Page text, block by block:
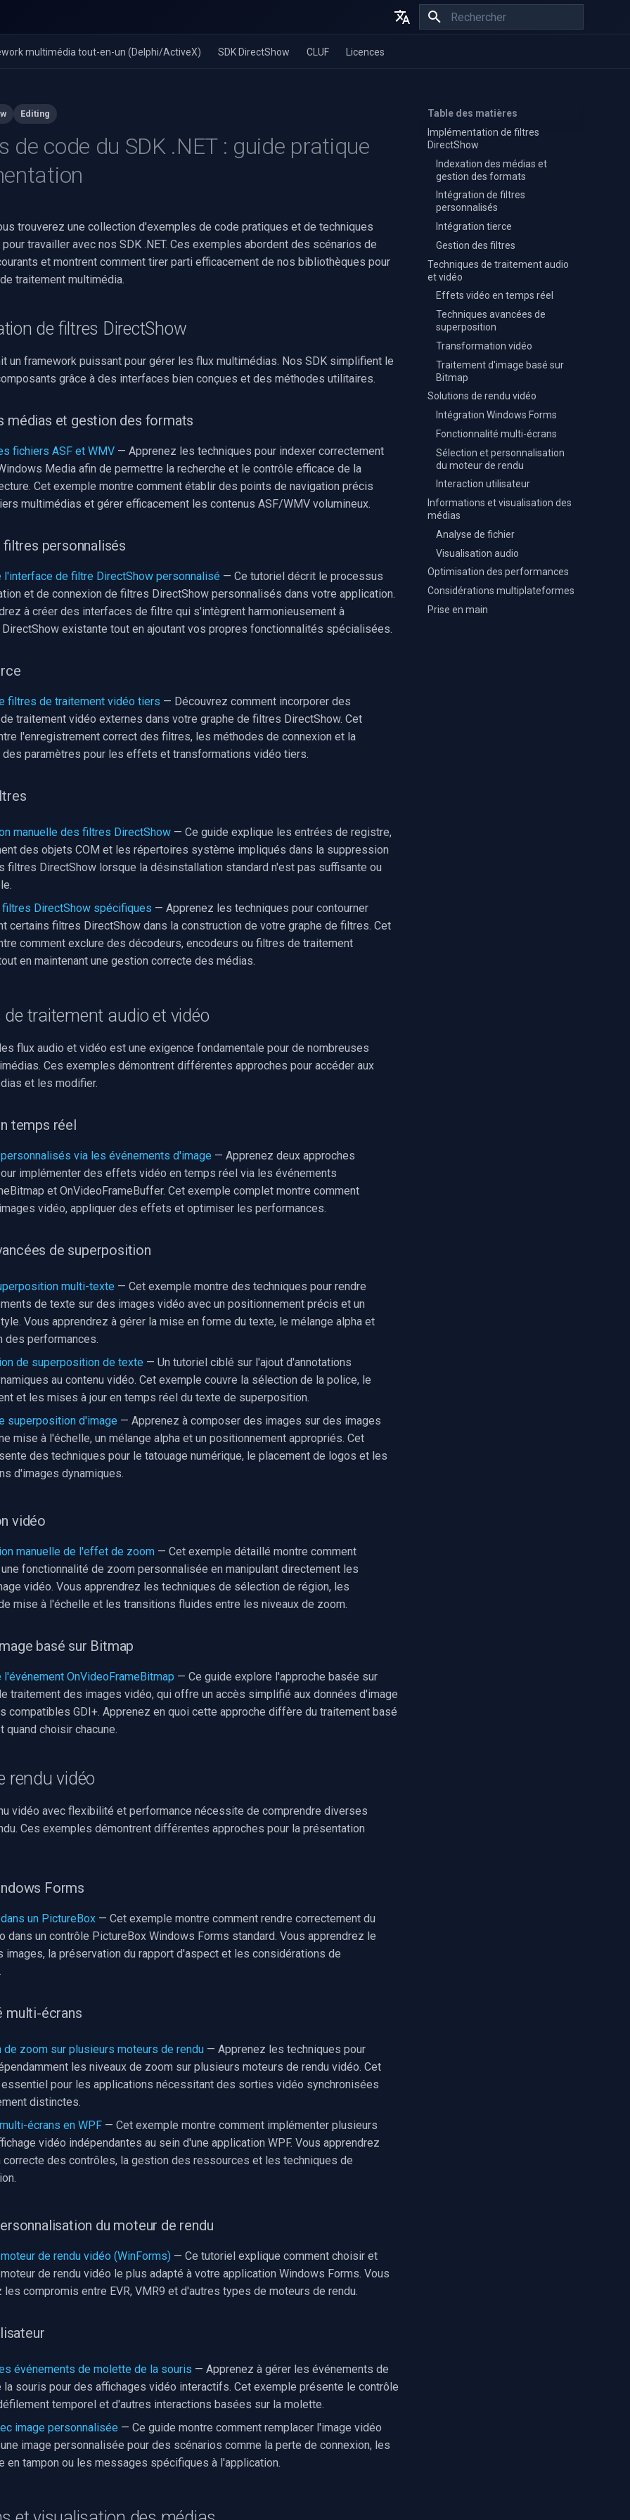
English
multimédia tout-en-un (Delphi/ActiveX) SDK DirectShow CLUF Licences
Table des matières
Implémentation de filtres
DirectShow
Indexation des médias et
gestion des formats
Intégration de filtres
personnalisés
Intégration tierce
Gestion des filtres
Techniques de traitement audio
et vidéo
Effets vidéo en temps réel
Techniques avancées de
superposition
Transformation vidéo
Traitement d'image basé sur
Bitmap
Solutions de rendu vidéo
Intégration Windows Forms
Fonctionnalité multi-écrans
Sélection et personnalisation
du moteur de rendu
Interaction utilisateur
Informations et visualisation des
médias
Analyse de fichier
Visualisation audio
Optimisation des performances
Considérations multiplateformes
Prise en main
Editing
de code du SDK .NET : guide pratique
trouverez une collection d'exemples de code pratiques et de techniques
travailler avec nos SDK .NET. Ces exemples abordent des scénarios de
et montrent comment tirer parti efficacement de nos bibliothèques pour
traitement multimédia.
de filtres DirectShow
un framework puissant pour gérer les flux multimédias. Nos SDK simplifient le
grâce à des interfaces bien conçues et des méthodes utilitaires.
médias et gestion des formats
fichiers ASF et WMV — Apprenez les techniques pour indexer correctement
Media afin de permettre la recherche et le contrôle efficace de la
Cet exemple montre comment établir des points de navigation précis
multimédias et gérer efficacement les contenus ASF/WMV volumineux.
personnalisés
l'interface de filtre DirectShow personnalisé — Ce tutoriel décrit le processus
et de connexion de filtres DirectShow personnalisés dans votre application.
à créer des interfaces de filtre qui s'intègrent harmonieusement à
existante tout en ajoutant vos propres fonctionnalités spécialisées.
filtres de traitement vidéo tiers — Découvrez comment incorporer des
traitement vidéo externes dans votre graphe de filtres DirectShow. Cet
l'enregistrement correct des filtres, les méthodes de connexion et la
des paramètres pour les effets et transformations vidéo tiers.
manuelle des filtres DirectShow — Ce guide explique les entrées de registre,
des objets COM et les répertoires système impliqués dans la suppression
filtres DirectShow lorsque la désinstallation standard n'est pas suffisante ou
filtres DirectShow spécifiques — Apprenez les techniques pour contourner
certains filtres DirectShow dans la construction de votre graphe de filtres. Cet
comment exclure des décodeurs, encodeurs ou filtres de traitement
en maintenant une gestion correcte des médias.
traitement audio et vidéo
flux audio et vidéo est une exigence fondamentale pour de nombreuses
Ces exemples démontrent différentes approches pour accéder aux
et les modifier.
temps réel
via les événements d'image — Apprenez deux approches
implémenter des effets vidéo en temps réel via les événements
et OnVideoFrameBuffer. Cet exemple complet montre comment
vidéo, appliquer des effets et optimiser les performances.
de superposition
multi-texte — Cet exemple montre des techniques pour rendre
de texte sur des images vidéo avec un positionnement précis et un
Vous apprendrez à gérer la mise en forme du texte, le mélange alpha et
des performances.
de superposition de texte — Un tutoriel ciblé sur l'ajout d'annotations
au contenu vidéo. Cet exemple couvre la sélection de la police, le
et les mises à jour en temps réel du texte de superposition.
superposition d'image — Apprenez à composer des images sur des images
mise à l'échelle, un mélange alpha et un positionnement appropriés. Cet
des techniques pour le tatouage numérique, le placement de logos et les
d'images dynamiques.
vidéo
manuelle de l'effet de zoom — Cet exemple détaillé montre comment
fonctionnalité de zoom personnalisée en manipulant directement les
vidéo. Vous apprendrez les techniques de sélection de région, les
mise à l'échelle et les transitions fluides entre les niveaux de zoom.
basé sur Bitmap
OnVideoFrameBitmap — Ce guide explore l'approche basée sur
traitement des images vidéo, qui offre un accès simplifié aux données d'image
compatibles GDI+. Apprenez en quoi cette approche diffère du traitement basé
quand choisir chacune.
rendu vidéo
vidéo avec flexibilité et performance nécessite de comprendre diverses
Ces exemples démontrent différentes approches pour la présentation
Forms
un PictureBox — Cet exemple montre comment rendre correctement du
dans un contrôle PictureBox Windows Forms standard. Vous apprendrez le
images, la préservation du rapport d'aspect et les considérations de
multi-écrans
de zoom sur plusieurs moteurs de rendu — Apprenez les techniques pour
les niveaux de zoom sur plusieurs moteurs de rendu vidéo. Cet
pour les applications nécessitant des sorties vidéo synchronisées
distinctes.
écrans en WPF — Cet exemple montre comment implémenter plusieurs
vidéo indépendantes au sein d'une application WPF. Vous apprendrez
des contrôles, la gestion des ressources et les techniques de
du moteur de rendu
de rendu vidéo (WinForms) — Ce tutoriel explique comment choisir et
de rendu vidéo le plus adapté à votre application Windows Forms. Vous
les compromis entre EVR, VMR9 et d'autres types de moteurs de rendu.
événements de molette de la souris — Apprenez à gérer les événements de
la souris pour des affichages vidéo interactifs. Cet exemple présente le contrôle
temporel et d'autres interactions basées sur la molette.
image personnalisée — Ce guide montre comment remplacer l'image vidéo
image personnalisée pour des scénarios comme la perte de connexion, les
en tampon ou les messages spécifiques à l'application.